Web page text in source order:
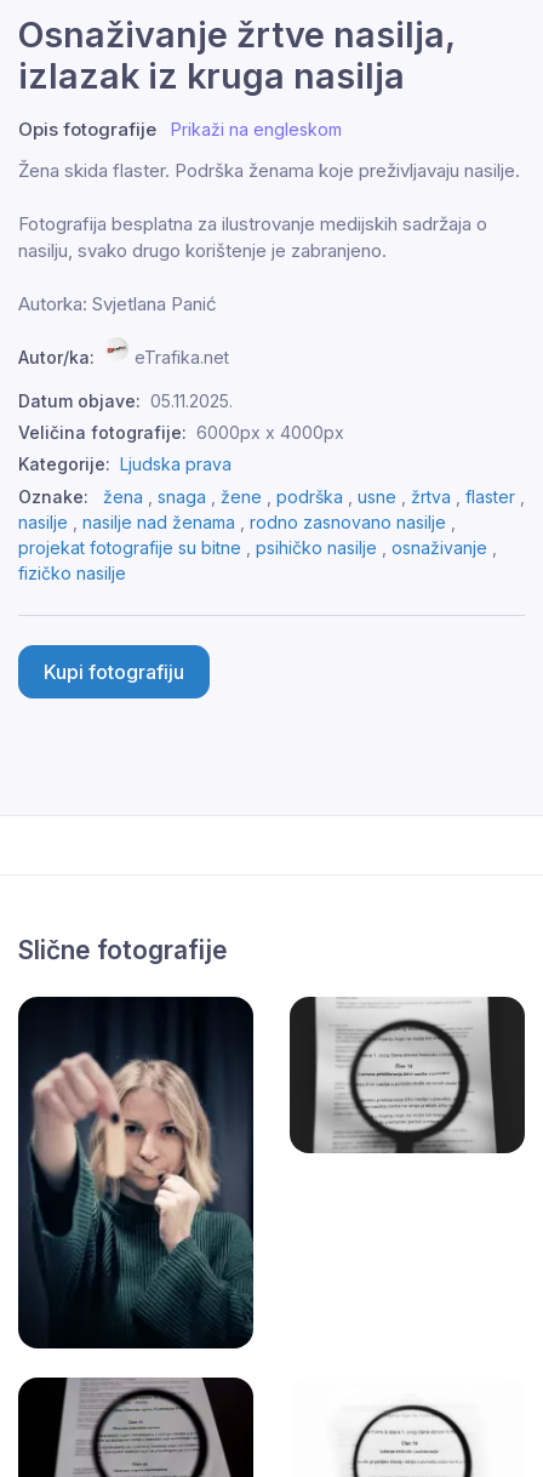
Osnaživanje žrtve nasilja,
izlazak iz kruga nasilja
Opis fotografije Prikaži na engleskom
Žena skida flaster. Podrška ženama koje preživljavaju nasilje.
Fotografija besplatna za ilustrovanje medijskih sadržaja o
nasilju, svako drugo korištenje je zabranjeno.
Autorka: Svjetlana Panić
Autor/ka: eTrafika.net
Datum objave: 05.11.2025.
Veličina fotografije: 6000px x 4000px
Kategorije: Ljudska prava
Oznake:
žena snaga žene podrška usne žrtva flaster
nasilje
nasilje nad ženama rodno zasnovano nasilje
projekat fotografije su bitne
psihičko nasilje osnaživanje
fizičko nasilje
Kupi fotografiju
Slične fotografije